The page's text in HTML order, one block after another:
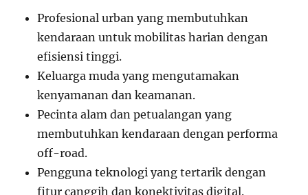
Profesional urban yang membutuhkan
kendaraan untuk mobilitas harian dengan
efisiensi tinggi.
Keluarga muda yang mengutamakan
kenyamanan dan keamanan.
Pecinta alam dan petualangan yang
membutuhkan kendaraan dengan performa
off-road.
Pengguna teknologi yang tertarik dengan
fitur canggih dan konektivitas digital.